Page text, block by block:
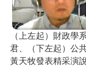
（上左起）財政學
君、（下左起）公
黃天牧發表精采演